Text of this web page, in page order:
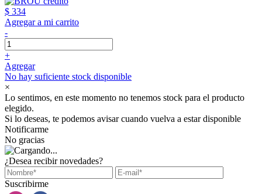
$ 334
Agregar a mi carrito
-
+
Agregar
No hay suficiente stock disponible
×
Lo sentimos, en este momento no tenemos stock para el producto
elegido.
Si lo deseas, te podemos avisar cuando vuelva a estar disponible
Notificarme
No gracias
¿Desea recibir novedades?
Suscribirme